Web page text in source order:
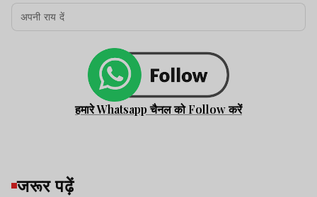
हमारे Whatsapp चैनल को Follow करें
जरूर पढ़ें